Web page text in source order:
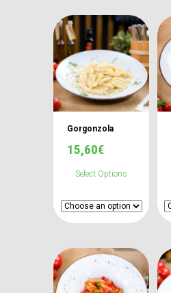
Gorgonzola
15,60€
Select Options